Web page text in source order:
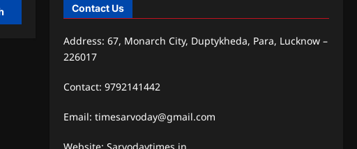
Contact Us
Address: 67, Monarch City, Duptykheda, Para, Lucknow –
226017
Contact: 9792141442
Email: timesarvoday@gmail.com